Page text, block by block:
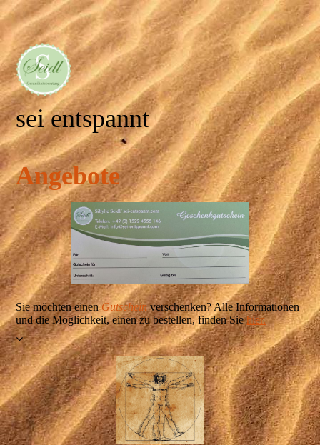
sei entspannt
Angebote
Sie möchten einenGutscheinverschenken? Alle Informationen
und die Möglichkeit, einen zu bestellen, finden Siehier.